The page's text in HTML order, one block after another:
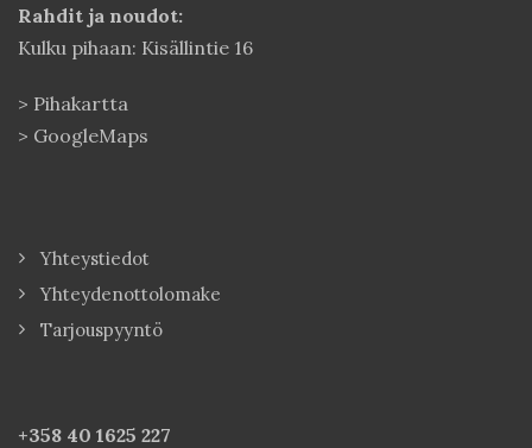
Rahdit ja noudot:
Kulku pihaan: Kisällintie 16
> Pihakartta
> GoogleMaps
Yhteystiedot
Yhteydenottolomake
Tarjouspyyntö
+358 40 1625 227